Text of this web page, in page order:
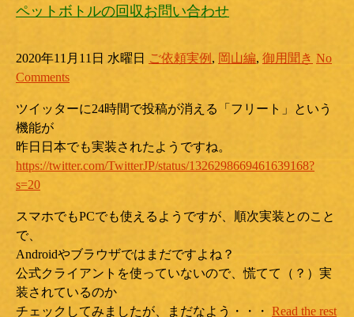
ペットボトルの回収お問い合わせ
2020年11月11日 水曜日 ご依頼実例 , 岡山編, 御用聞き No
Comments
ツイッターに24時間で投稿が消える「フリート」という
機能が
昨日日本でも実装されたようですね。
https://twitter.com/TwitterJP/status/1326298669461639168?
s=20
スマホでもPCでも使えるようですが、順次実装とのこと
で、
Androidやブラウザではまだですよね？
公式クライアントを使っていないので、慌てて（？）実
装されているのか
チェックしてみましたが、まだなよう・・・ Read the rest